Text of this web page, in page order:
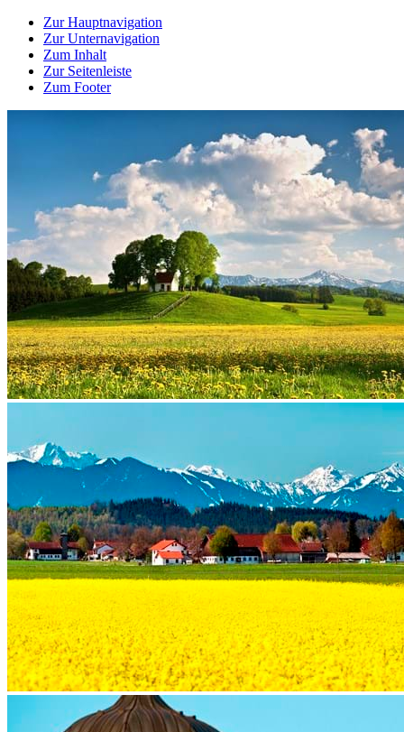
Zur Hauptnavigation
Zur Unternavigation
Zum Inhalt
Zur Seitenleiste
Zum Footer